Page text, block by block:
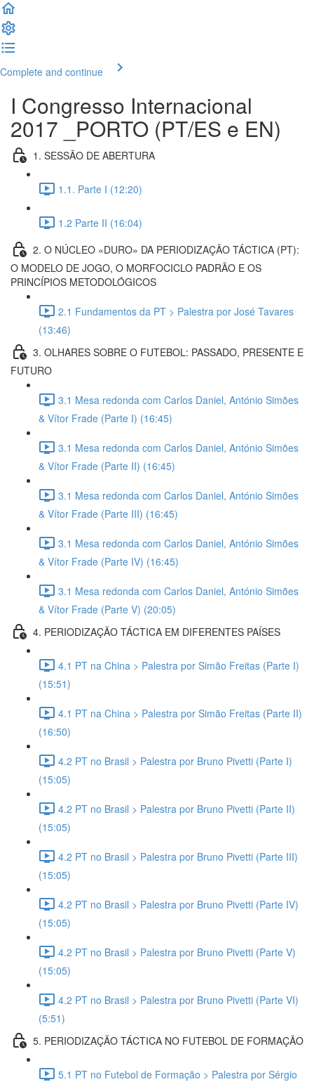
Complete and continue
I Congresso Internacional
2017 _PORTO (PT/ES e EN)
1. SESSÃO DE ABERTURA
1.1. Parte I (12:20)
1.2 Parte II (16:04)
2. O NÚCLEO «DURO» DA PERIODIZAÇÃO TÁCTICA (PT):
O MODELO DE JOGO, O MORFOCICLO PADRÃO E OS
PRINCÍPIOS METODOLÓGICOS
2.1 Fundamentos da PT > Palestra por José Tavares
(13:46)
3. OLHARES SOBRE O FUTEBOL: PASSADO, PRESENTE E
FUTURO
3.1 Mesa redonda com Carlos Daniel, António Simões
& Vítor Frade (Parte I) (16:45)
3.1 Mesa redonda com Carlos Daniel, António Simões
& Vítor Frade (Parte II) (16:45)
3.1 Mesa redonda com Carlos Daniel, António Simões
& Vítor Frade (Parte III) (16:45)
3.1 Mesa redonda com Carlos Daniel, António Simões
& Vítor Frade (Parte IV) (16:45)
3.1 Mesa redonda com Carlos Daniel, António Simões
& Vítor Frade (Parte V) (20:05)
4. PERIODIZAÇÃO TÁCTICA EM DIFERENTES PAÍSES
4.1 PT na China > Palestra por Simão Freitas (Parte I)
(15:51)
4.1 PT na China > Palestra por Simão Freitas (Parte II)
(16:50)
4.2 PT no Brasil > Palestra por Bruno Pivetti (Parte I)
(15:05)
4.2 PT no Brasil > Palestra por Bruno Pivetti (Parte II)
(15:05)
4.2 PT no Brasil > Palestra por Bruno Pivetti (Parte III)
(15:05)
4.2 PT no Brasil > Palestra por Bruno Pivetti (Parte IV)
(15:05)
4.2 PT no Brasil > Palestra por Bruno Pivetti (Parte V)
(15:05)
4.2 PT no Brasil > Palestra por Bruno Pivetti (Parte VI)
(5:51)
5. PERIODIZAÇÃO TÁCTICA NO FUTEBOL DE FORMAÇÃO
5.1 PT no Futebol de Formação > Palestra por Sérgio